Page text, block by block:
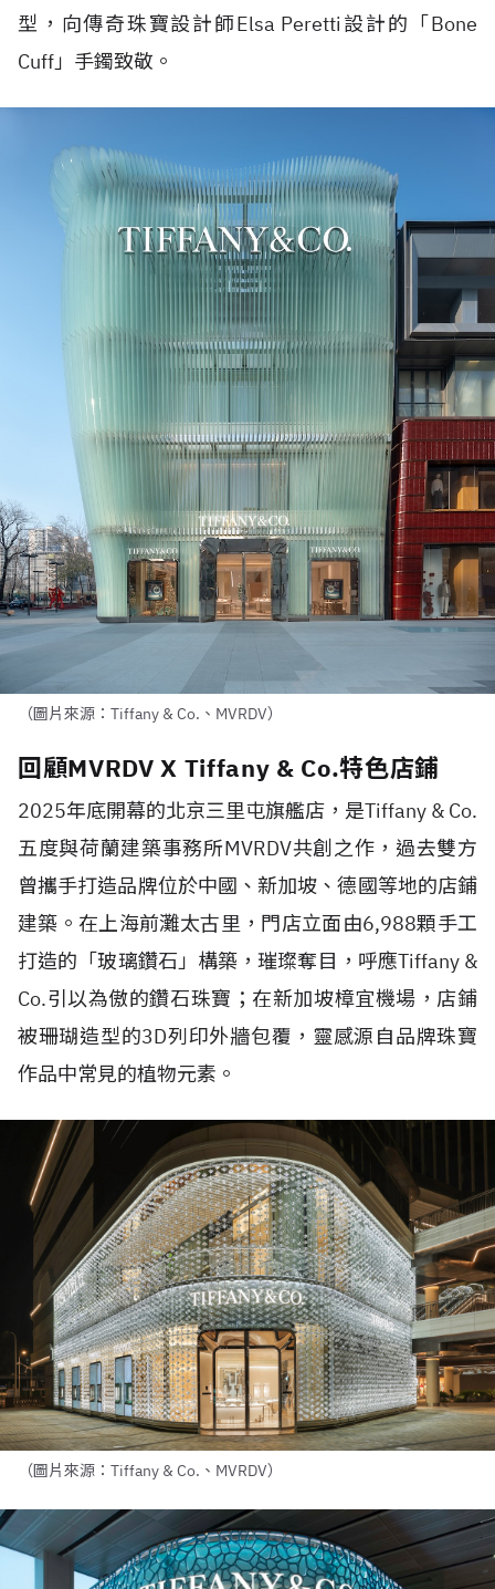
型，向傳奇珠寶設計師Elsa Peretti 設計的「Bone
Cuff」手鐲致敬。
（圖片來源：Tiffany & Co.、MVRDV）
回顧MVRDV X Tiffany & Co.特色店鋪
2025年底開幕的北京三里屯旗艦店，是Tiffany & Co.
五度與荷蘭建築事務所MVRDV共創之作，過去雙方
曾攜手打造品牌位於中國、新加坡、德國等地的店鋪
建築。在上海前灘太古里，門店立面由6,988顆手工
打造的「玻璃鑽石」構築，璀璨奪目，呼應Tiffany &
Co.引以為傲的鑽石珠寶；在新加坡樟宜機場，店鋪
被珊瑚造型的3D列印外牆包覆，靈感源自品牌珠寶
作品中常見的植物元素。
（圖片來源：Tiffany & Co.、MVRDV）